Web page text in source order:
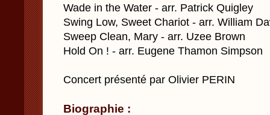
Wade in the Water - arr. Patrick Quigley
Swing Low, Sweet Chariot - arr. William
Sweep Clean, Mary - arr. Uzee Brown
Hold On ! - arr. Eugene Thamon Simpson
Concert présenté par Olivier PERIN
Biographie :